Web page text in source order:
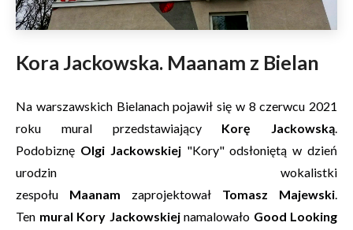
Kora Jackowska. Maanam z Bielan
Na warszawskich Bielanach pojawił się w 8 czerwcu 2021
roku mural przedstawiający Korę Jackowską.
Podobiznę Olgi Jackowskiej"Kory" odsłoniętą w dzień
urodzin wokalistki
zespołu Maanam zaprojektował Tomasz Majewski.
Ten mural Kory Jackowskiejnamalowało Good Looking